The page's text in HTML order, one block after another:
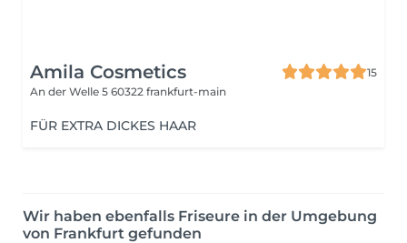
Amila Cosmetics
15
An der Welle 5 60322 frankfurt-main
FÜR EXTRA DICKES HAAR
Wir haben ebenfalls Friseure in der Umgebung
von Frankfurt gefunden